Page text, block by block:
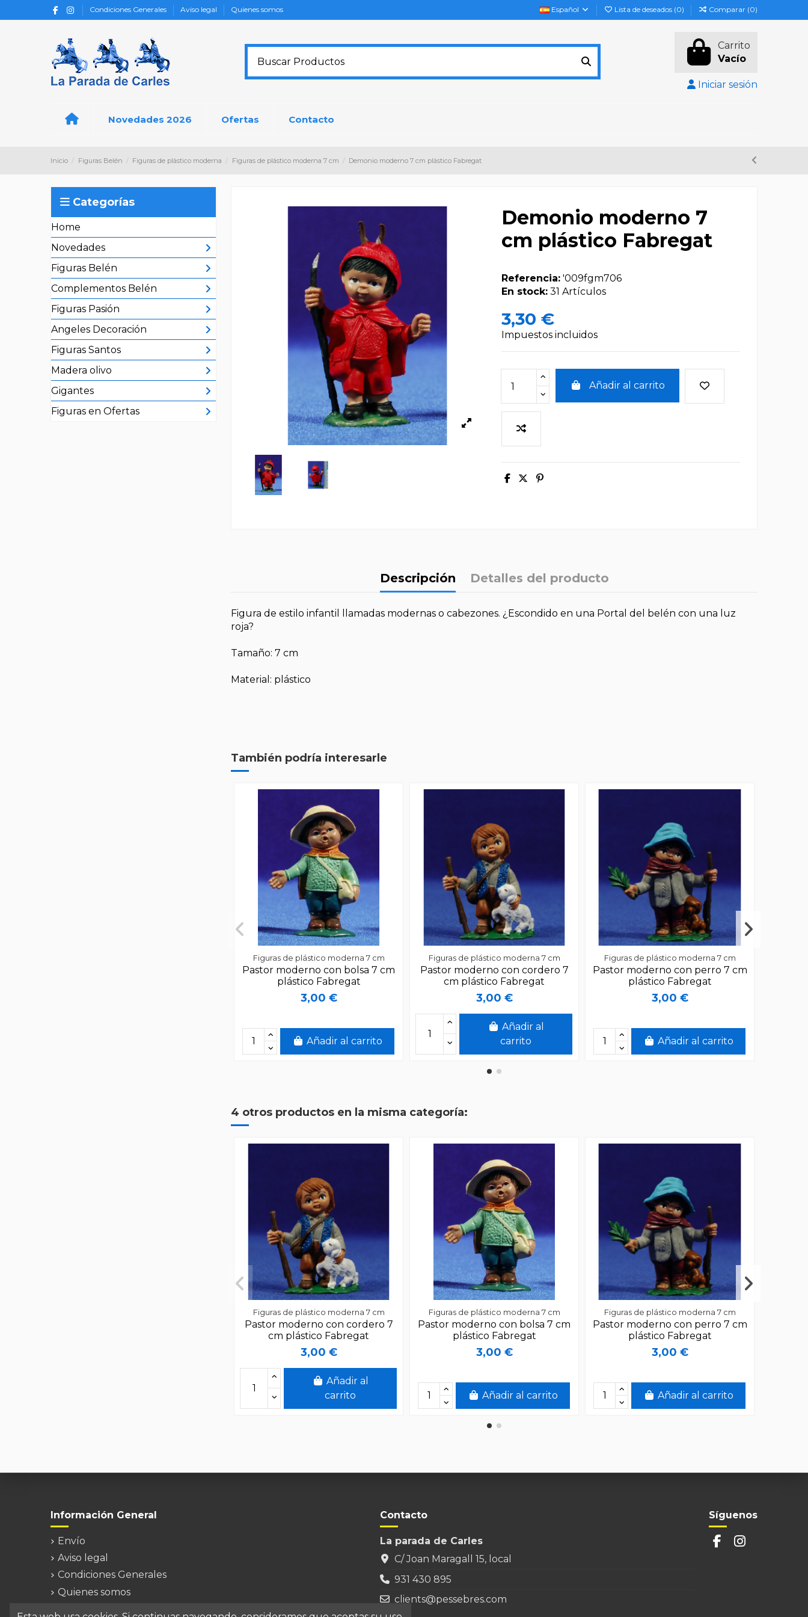
Condiciones Generales Aviso legal Quienes somos Español Lista de deseados (0) Comparar (0)
Carrito
Vacío
Iniciar sesión
Novedades 2026 Ofertas Contacto
Inicio Figuras Belén Figuras de plástico moderna Figuras de plástico moderna 7 cm Demonio moderno 7 cm plástico Fabregat
Demonio moderno 7
cm plástico Fabregat
Referencia: '009fgm706
En stock: 31 Artículos
3,30 €
Impuestos incluidos
Añadir al carrito
Descripción Detalles del producto
Figura de estilo infantil llamadas modernas o cabezones. ¿Escondido en una Portal del belén con una luz
roja?
Tamaño: 7 cm
Material: plástico
También podría interesarle
Figuras de plástico moderna 7 cm
Pastor moderno con bolsa 7 cm
plástico Fabregat
3,00 €
Añadir al carrito
Figuras de plástico moderna 7 cm
Pastor moderno con cordero 7
cm plástico Fabregat
3,00 €
Añadir al
carrito
Figuras de plástico moderna 7 cm
Pastor moderno con perro 7 cm
plástico Fabregat
3,00 €
Añadir al carrito
4 otros productos en la misma categoría:
Figuras de plástico moderna 7 cm
Pastor moderno con cordero 7
cm plástico Fabregat
3,00 €
Añadir al
carrito
Figuras de plástico moderna 7 cm
Pastor moderno con bolsa 7 cm
plástico Fabregat
3,00 €
Añadir al carrito
Figuras de plástico moderna 7 cm
Pastor moderno con perro 7 cm
plástico Fabregat
3,00 €
Añadir al carrito
Categorías
Home
Novedades
Figuras Belén
Complementos Belén
Figuras Pasión
Angeles Decoración
Figuras Santos
Madera olivo
Gigantes
Figuras en Ofertas
Información General
Envío
Aviso legal
Condiciones Generales
Quienes somos
Contacto
La parada de Carles
C/ Joan Maragall 15, local
931 430 895
clients@pessebres.com
Síguenos